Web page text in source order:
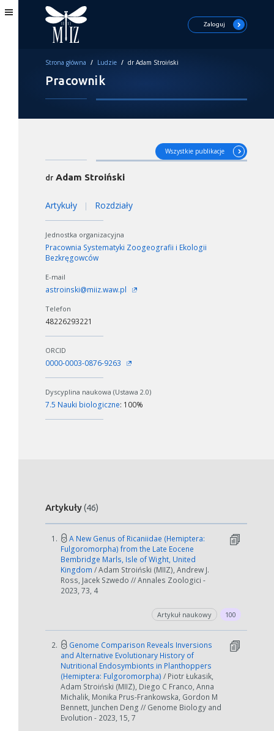
Zaloguj
Strona główna / Ludzie / dr Adam Stroiński
Pracownik
Wszystkie publikacje
dr Adam Stroiński
Artykuły | Rozdziały
Jednostka organizacyjna
Pracownia Systematyki Zoogeografii i Ekologii
Bezkręgowców
E-mail
astroinski@miiz.waw.pl
Telefon
48226293221
ORCID
0000-0003-0876-9263
Dyscyplina naukowa (Ustawa 2.0)
7.5 Nauki biologiczne: 100%
Artykuły(46)
1.
A New Genus of Ricaniidae (Hemiptera:
Fulgoromorpha) from the Late Eocene
Bembridge Marls, Isle of Wight, United
Kingdom / Adam Stroiński (MIIZ), Andrew J.
Ross, Jacek Szwedo // Annales Zoologici -
2023, 73, 4
Artykuł naukowy 100
2.
Genome Comparison Reveals Inversions
and Alternative Evolutionary History of
Nutritional Endosymbionts in Planthoppers
(Hemiptera: Fulgoromorpha) / Piotr Łukasik,
Adam Stroiński (MIIZ), Diego C Franco, Anna
Michalik, Monika Prus-Frankowska, Gordon M
Bennett, Junchen Deng // Genome Biology and
Evolution - 2023, 15, 7